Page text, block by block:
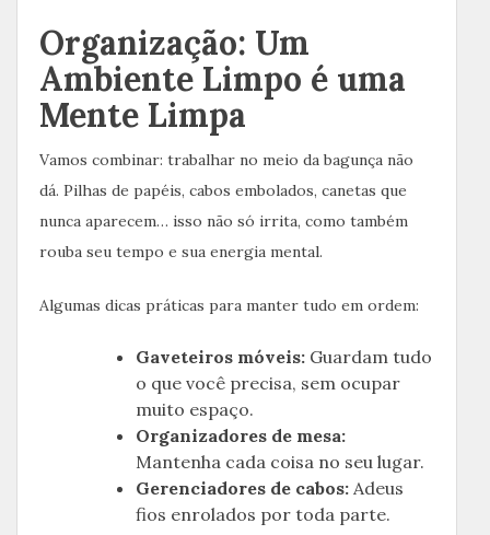
Organização: Um
Ambiente Limpo é uma
Mente Limpa
Vamos combinar: trabalhar no meio da bagunça não
dá. Pilhas de papéis, cabos embolados, canetas que
nunca aparecem… isso não só irrita, como também
rouba seu tempo e sua energia mental.
Algumas dicas práticas para manter tudo em ordem:
Gaveteiros móveis: Guardam tudo
o que você precisa, sem ocupar
muito espaço.
Organizadores de mesa:
Mantenha cada coisa no seu lugar.
Gerenciadores de cabos: Adeus
fios enrolados por toda parte.